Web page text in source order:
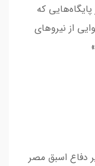
که
از نیروهای
دفاع اسبق مصر